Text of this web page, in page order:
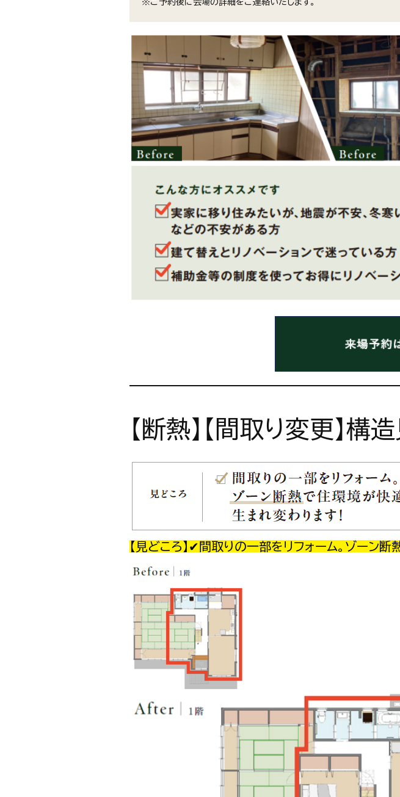
【断熱】【間取り変更】構
【見どころ】 ✔間取りの一部をリフォーム。ゾーン